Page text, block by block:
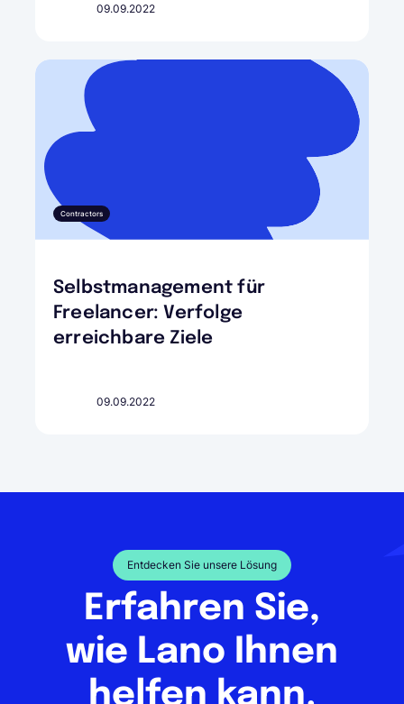
09.09.2022
Contractors
Selbstmanagement für
Freelancer: Verfolge
erreichbare Ziele
09.09.2022
Entdecken Sie unsere Lösung
Erfahren Sie,
wie Lano Ihnen
helfen kann.